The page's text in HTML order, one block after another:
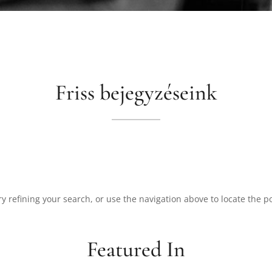
Friss bejegyzéseink
refining your search, or use the navigation above to locate the
Featured In